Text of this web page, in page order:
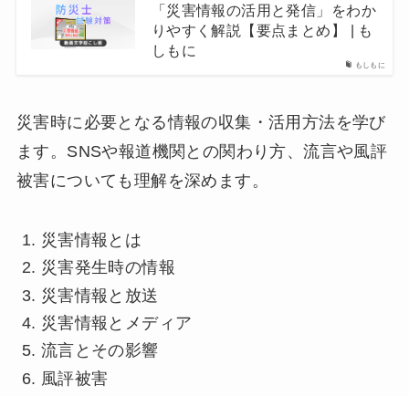
もしもに
「災害情報の活用と発信」をわか
りやすく解説【要点まとめ】 | も
しもに
災害時に必要となる情報の収集・活用方法を学び
ます。SNSや報道機関との関わり方、流言や風評
被害についても理解を深めます。
災害情報とは
災害発生時の情報
災害情報と放送
災害情報とメディア
流言とその影響
風評被害